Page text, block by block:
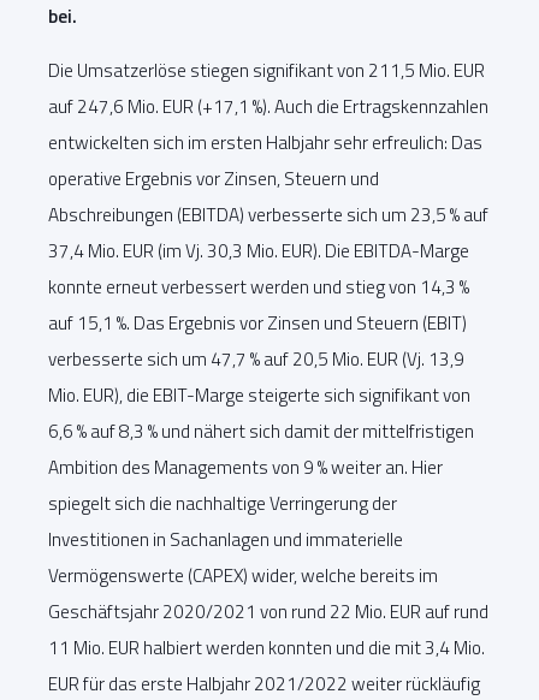
bei.
Die Umsatzerlöse stiegen signifikant von 211,5 Mio. EUR
auf 247,6 Mio. EUR (+17,1 %). Auch die Ertragskennzahlen
entwickelten sich im ersten Halbjahr sehr erfreulich: Das
operative Ergebnis vor Zinsen, Steuern und
Abschreibungen (EBITDA) verbesserte sich um 23,5 % auf
37,4 Mio. EUR (im Vj. 30,3 Mio. EUR). Die EBITDA-Marge
konnte erneut verbessert werden und stieg von 14,3 %
auf 15,1 %. Das Ergebnis vor Zinsen und Steuern (EBIT)
verbesserte sich um 47,7 % auf 20,5 Mio. EUR (Vj. 13,9
Mio. EUR), die EBIT-Marge steigerte sich signifikant von
6,6 % auf 8,3 % und nähert sich damit der mittelfristigen
Ambition des Managements von 9 % weiter an. Hier
spiegelt sich die nachhaltige Verringerung der
Investitionen in Sachanlagen und immaterielle
Vermögenswerte (CAPEX) wider, welche bereits im
Geschäftsjahr 2020/2021 von rund 22 Mio. EUR auf rund
11 Mio. EUR halbiert werden konnten und die mit 3,4 Mio.
EUR für das erste Halbjahr 2021/2022 weiter rückläufig